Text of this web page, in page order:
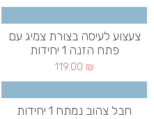
צעצוע לעיסה בצורת צמיג עם
פתח הזנה 1 יחידות
119.00 ₪
חבל צהוב נמתח 1 יחידות